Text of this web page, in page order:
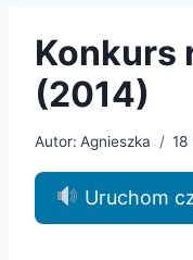
Konkurs
(2014)
Autor: Agnieszka 18
Uruchom